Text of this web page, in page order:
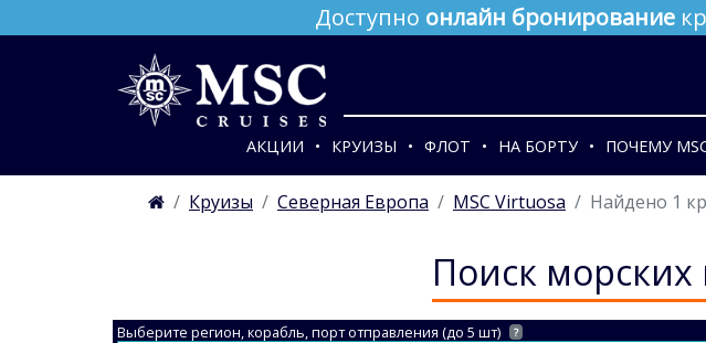
Доступно онлайн бронирование
АКЦИИ КРУИЗЫ ФЛОТ НА БОРТУ ПОЧЕМУ
Круизы Северная Европа MSC Virtuosa Найдено 1
Поиск морских
Выберите регион, корабль, порт отправления (до 5 шт) ?